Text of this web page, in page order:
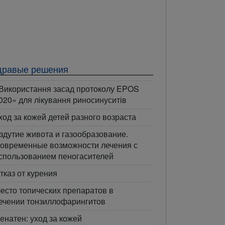
решения
засад протоколу EPOS
для лікування риносинуситів
за кожей детей разного возраста
живота и газообразование.
возможности лечения с
пеногасителей
от курения
топических препаратов в
тонзиллофарингитов
уход за кожей